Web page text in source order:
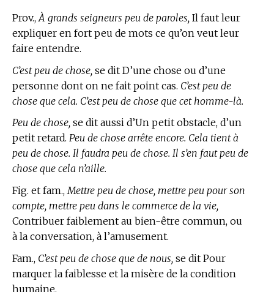
Prov., À grands seigneurs peu de paroles, Il faut leur
expliquer en fort peu de mots ce qu’on veut leur
faire entendre.
C’est peu de chose, se dit D’une chose ou d’une
personne dont on ne fait point cas. C’est peu de
chose que cela. C’est peu de chose que cet homme-là.
Peu de chose, se dit aussi d’Un petit obstacle, d’un
petit retard. Peu de chose arrête encore. Cela tient à
peu de chose. Il faudra peu de chose. Il s’en faut peu de
chose que cela n’aille.
Fig. et fam., Mettre peu de chose, mettre peu pour son
compte, mettre peu dans le commerce de la vie,
Contribuer faiblement au bien-être commun, ou
à la conversation, à l’amusement.
Fam., C’est peu de chose que de nous, se dit Pour
marquer la faiblesse et la misère de la condition
humaine.